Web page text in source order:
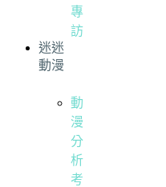
專
訪
迷迷
動漫
動
漫
分
析
考